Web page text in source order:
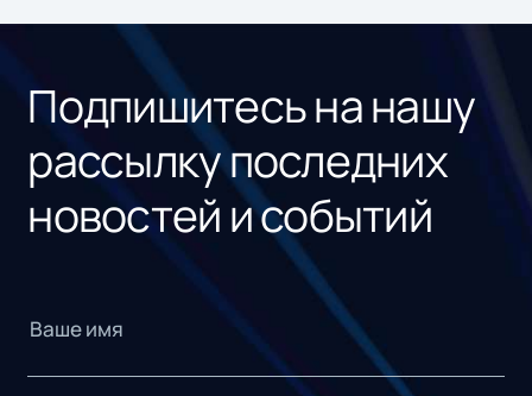
Подпишитесь на нашу
рассылку последних
новостей и событий